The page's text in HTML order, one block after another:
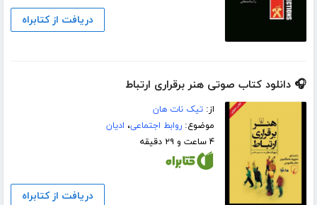
دریافت از کتابراه
🎧 دانلود کتاب صوتی هنر برقراری ارتباط
از:تیک نات هان
موضوع:روابط اجتماعی، ادیان
۴ ساعت و ۲۹ دقیقه
دریافت از کتابراه